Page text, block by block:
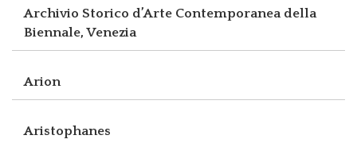
Archivio Storico d’Arte Contemporanea della
Biennale, Venezia
Arion
Aristophanes